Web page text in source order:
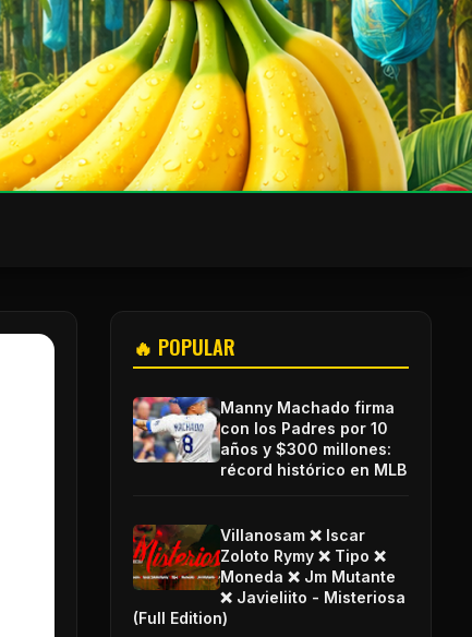
🔥 POPULAR
Manny Machado firma
con los Padres por 10
años y $300 millones:
récord histórico en MLB
Villanosam ❌ Iscar
Zoloto Rymy ❌ Tipo ❌
Moneda ❌ Jm Mutante
❌ Javieliito - Misteriosa
(Full Edition)